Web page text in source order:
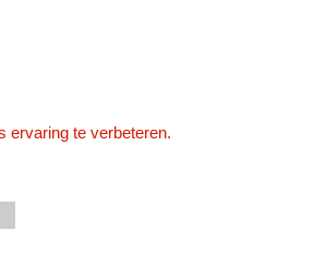
ervaring te verbeteren.